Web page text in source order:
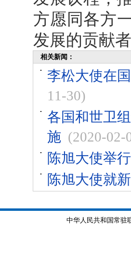
方愿同各方
发展的贡献
相关新闻：
李松大使在
11-30)
各国和世卫
施 (2020-02-
陈旭大使举
陈旭大使就
中华人民共和国常驻